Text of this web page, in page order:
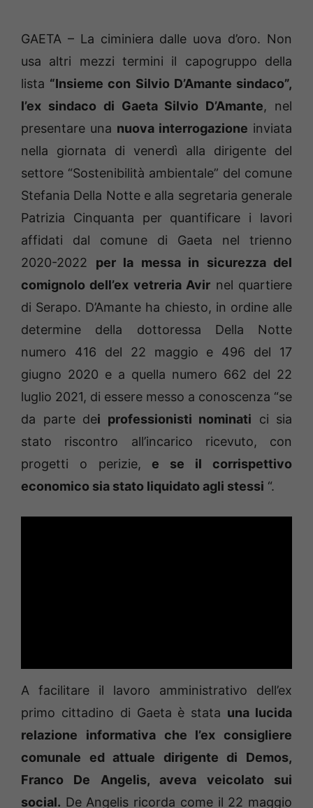
GAETA – La ciminiera dalle uova d’oro. Non
usa altri mezzi termini il capogruppo della
lista “Insieme con Silvio D’Amante sindaco”,
l’ex sindaco di Gaeta Silvio D’Amante, nel
presentare una nuova interrogazione inviata
nella giornata di venerdì alla dirigente del
settore “Sostenibilità ambientale” del comune
Stefania Della Notte e alla segretaria generale
Patrizia Cinquanta per quantificare i lavori
affidati dal comune di Gaeta nel trienno
2020-2022 per la messa in sicurezza del
comignolo dell’ex vetreria Avir nel quartiere
di Serapo. D’Amante ha chiesto, in ordine alle
determine della dottoressa Della Notte
numero 416 del 22 maggio e 496 del 17
giugno 2020 e a quella numero 662 del 22
luglio 2021, di essere messo a conoscenza “se
da parte dei professionisti nominati ci sia
stato riscontro all’incarico ricevuto, con
progetti o perizie, e se il corrispettivo
economico sia stato liquidato agli stessi “.
A facilitare il lavoro amministrativo dell’ex
primo cittadino di Gaeta è stata una lucida
relazione informativa che l’ex consigliere
comunale ed attuale dirigente di Demos,
Franco De Angelis, aveva veicolato sui
social. De Angelis ricorda come il 22 maggio